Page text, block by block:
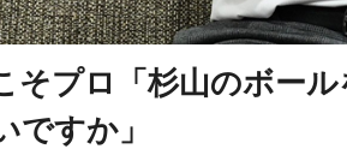
そプロ「杉山のボー
ですか」